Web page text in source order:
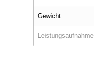
Gewicht
Leistungsaufnahme